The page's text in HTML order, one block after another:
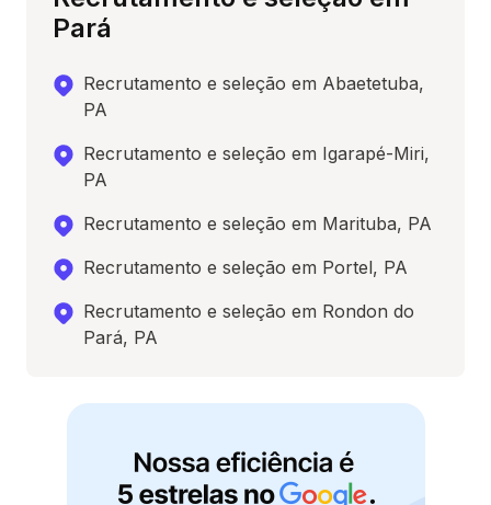
Pará
Recrutamento e seleção em Abaetetuba,
PA
Recrutamento e seleção em Igarapé-Miri,
PA
Recrutamento e seleção em Marituba, PA
Recrutamento e seleção em Portel, PA
Recrutamento e seleção em Rondon do
Pará, PA